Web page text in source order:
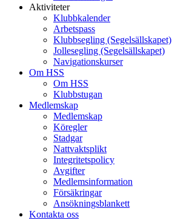
Aktiviteter
Klubbkalender
Arbetspass
Klubbsegling (Segelsällskapet)
Jollesegling (Segelsällskapet)
Navigationskurser
Om HSS
Om HSS
Klubbstugan
Medlemskap
Medlemskap
Köregler
Stadgar
Nattvaktsplikt
Integritetspolicy
Avgifter
Medlemsinformation
Försäkringar
Ansökningsblankett
Kontakta oss